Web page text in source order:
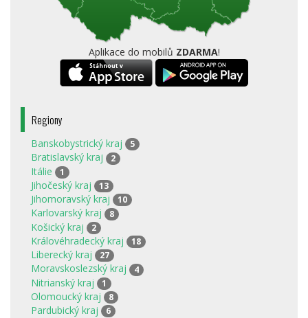
Aplikace do mobilů ZDARMA!
Regiony
Banskobystrický kraj 5
Bratislavský kraj 2
Itálie 1
Jihočeský kraj 13
Jihomoravský kraj 10
Karlovarský kraj 8
Košický kraj 2
Královéhradecký kraj 18
Liberecký kraj 27
Moravskoslezský kraj 4
Nitrianský kraj 1
Olomoucký kraj 8
Pardubický kraj 6